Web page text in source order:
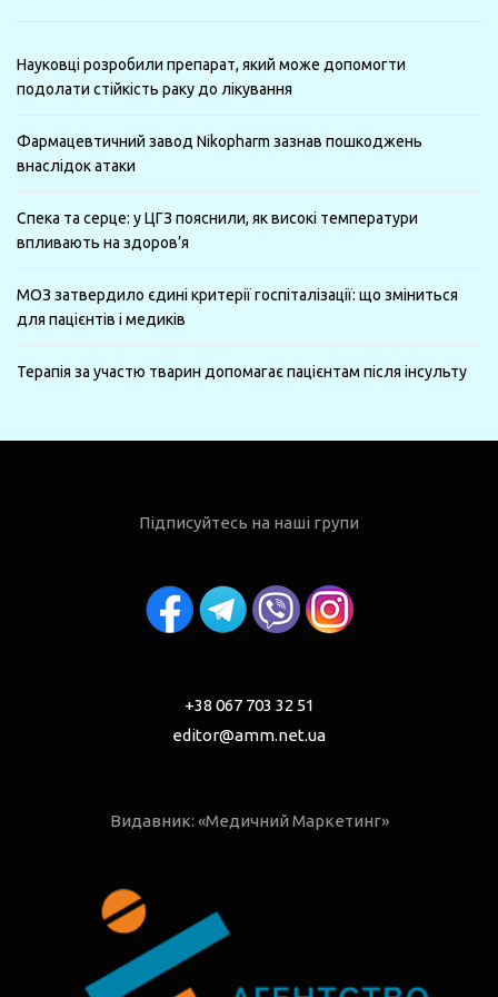
Науковці розробили препарат, який може допомогти
подолати стійкість раку до лікування
Фармацевтичний завод Nikopharm зазнав пошкоджень
внаслідок атаки
Спека та серце: у ЦГЗ пояснили, як високі температури
впливають на здоров’я
МОЗ затвердило єдині критерії госпіталізації: що зміниться
для пацієнтів і медиків
Терапія за участю тварин допомагає пацієнтам після інсульту
Підписуйтесь на наші групи
+38 067 703 32 51
editor@amm.net.ua
Видавник: «Медичний Маркетинг»